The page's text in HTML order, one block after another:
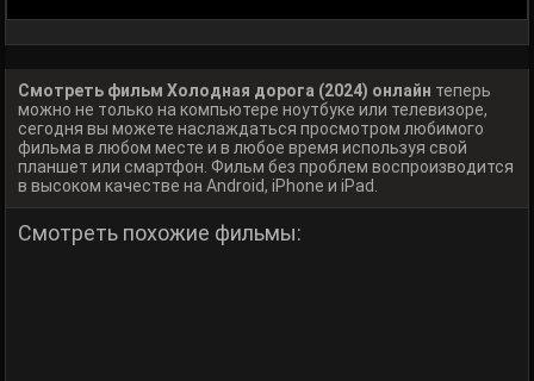
Смотреть фильм Холодная дорога (2024) онлайн теперь
можно не только на компьютере ноутбуке или телевизоре,
сегодня вы можете наслаждаться просмотром любимого
фильма в любом месте и в любое время используя свой
планшет или смартфон. Фильм без проблем воспроизводится
в высоком качестве на Android, iPhone и iPad.
Смотреть похожие фильмы: